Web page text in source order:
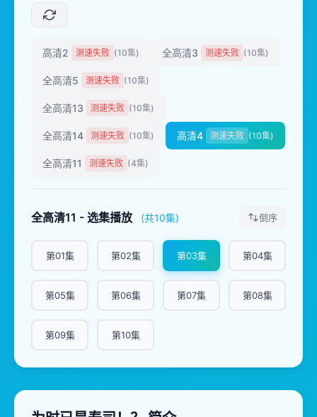
高清2 测速失败 (10集) 全高清3 测速失败 (10集)
全高清5 测速失败 (10集)
全高清13 测速失败 (10集)
全高清14 测速失败 (10集) 高清4 测速失败 (10集)
全高清11 测速失败 (4集)
全高清11 - 选集播放 (共10集) 倒序
第01集 第02集 第03集 第04集
第05集 第06集 第07集 第08集
第09集 第10集